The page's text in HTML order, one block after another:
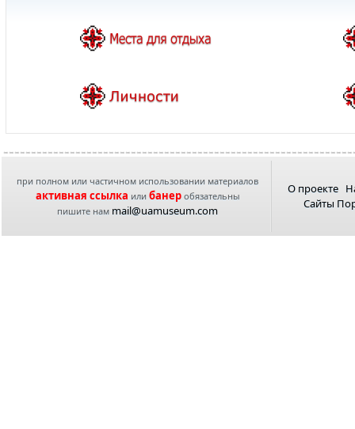
при полном или частичном использовании материалов
активная ссылка или банеробязательны
пишите нам mail@uamuseum.com
О проекте
Сайты